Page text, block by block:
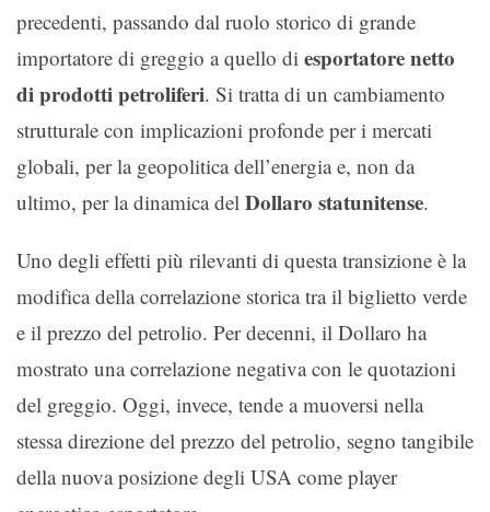
precedenti, passando dal ruolo storico di grande
importatore di greggio a quello di esportatore netto
di prodotti petroliferi. Si tratta di un cambiamento
strutturale con implicazioni profonde per i mercati
globali, per la geopolitica dell’energia e, non da
ultimo, per la dinamica del Dollaro statunitense.
Uno degli effetti più rilevanti di questa transizione è la
modifica della correlazione storica tra il biglietto verde
e il prezzo del petrolio. Per decenni, il Dollaro ha
mostrato una correlazione negativa con le quotazioni
del greggio. Oggi, invece, tende a muoversi nella
stessa direzione del prezzo del petrolio, segno tangibile
della nuova posizione degli USA come player